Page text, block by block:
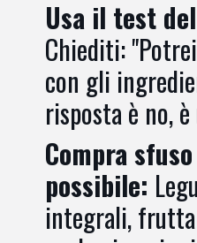
Usa il test
Chiediti:
con gli
risposta è no,
Compra
possibile:
integrali, frutta